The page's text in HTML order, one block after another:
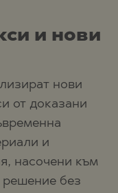
и нови
нови
от доказани
и
насочени към
решение без